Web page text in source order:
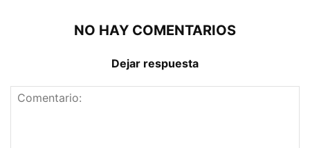
NO HAY COMENTARIOS
Dejar respuesta